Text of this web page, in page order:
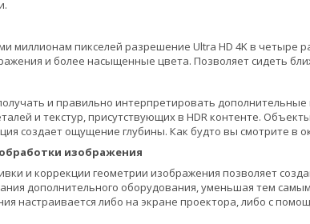
миллионам пикселей разрешение Ultra HD 4K в
и более насыщенные цвета. Позволяет сидеть
и правильно интерпретировать
и текстур, присутствующих в HDR контенте.
создает ощущение глубины. Как будто вы смотрите в
изображения
и коррекции геометрии изображения позволяет
дополнительного оборудования, уменьшая тем
настраивается либо на экране проектора, либо с